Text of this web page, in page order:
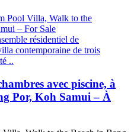
résidentiel de
contemporaine de trois
..
avec piscine, à
Por, Koh Samui – À